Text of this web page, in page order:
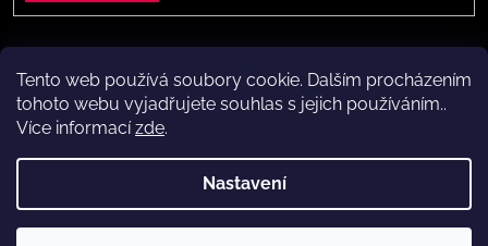
Tento web používá soubory cookie. Dalším procházením
tohoto webu vyjadřujete souhlas s jejich používáním..
Více informacízde.
Nastavení
Vytvořil Shoptet